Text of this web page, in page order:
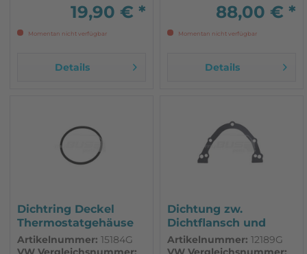
19,90 € *
Momentan nicht verfügbar
Details
88,00 € *
Momentan nicht verfügbar
Details
Dichtring Deckel
Thermostatgehäuse
passend für...
Artikelnummer: 15184G
Dichtung zw.
Dichtflansch und
Motorblock...
Artikelnummer: 12189G